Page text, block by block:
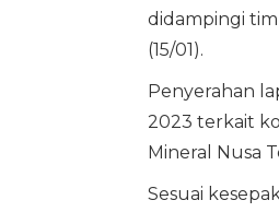
didampingi
(15/01).
Penyerahan
2023 terkait
Mineral Nusa
Sesuai